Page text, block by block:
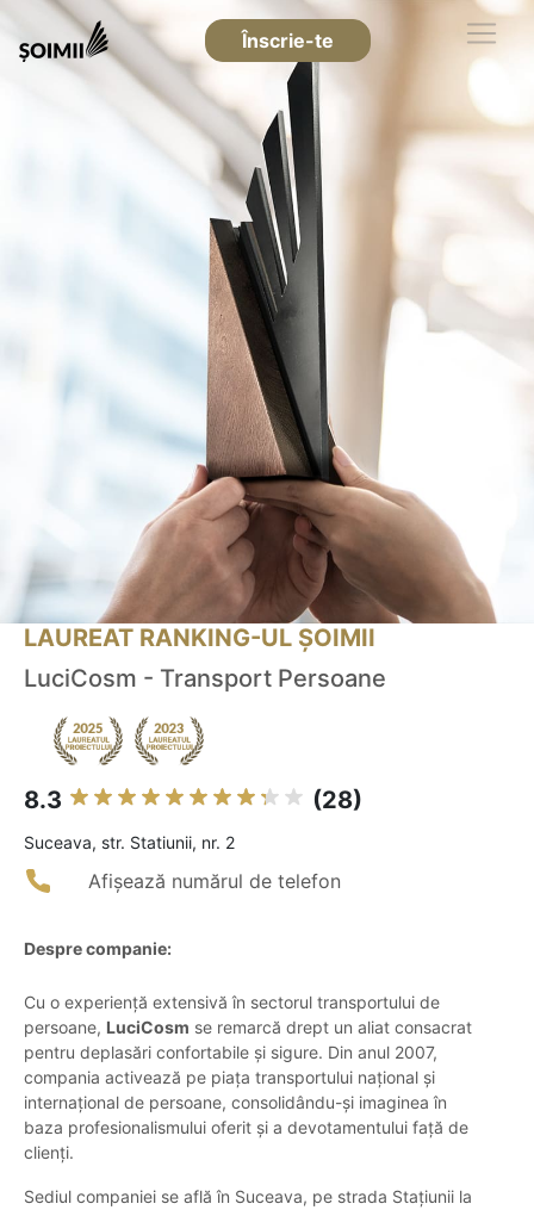
Înscrie-te
LAUREAT RANKING-UL ȘOIMII
LuciCosm - Transport Persoane
8.3 (28)
Suceava, str. Statiunii, nr. 2
Afișează numărul de telefon
Despre companie:
Cu o experiență extensivă în sectorul transportului de
persoane, LuciCosm se remarcă drept un aliat consacrat
pentru deplasări confortabile și sigure. Din anul 2007,
compania activează pe piața transportului național și
internațional de persoane, consolidându-și imaginea în
baza profesionalismului oferit și a devotamentului față de
clienți.
Sediul companiei se află în Suceava, pe strada Stațiunii la